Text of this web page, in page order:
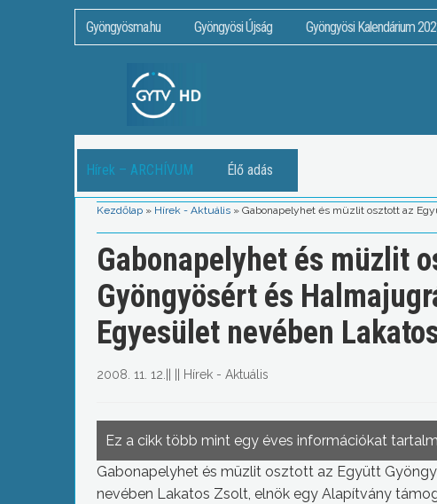
Gyöngyösma.hu Gyöngyösi Újság Gyöngyösi Kalendárium
Hírek – ARCHÍVUM Élő adás
Kezdőlap » Hírek - Aktuális » Gabonapelyhet és müzlit osztott az
Gabonapelyhet és müzlit
Gyöngyösért és
Egyesület nevében
2008. 11. 12. Hírek - Aktuális
Ez a cikk több mint egy éves információkat
Gabonapelyhet és müzlit osztott az Együtt
nevében Lakatos Zsolt, elnök egy Alapítvány